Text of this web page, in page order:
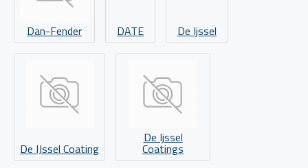
Dan-Fender DATE De Ijssel
De IJssel Coating
De Ijssel
Coatings